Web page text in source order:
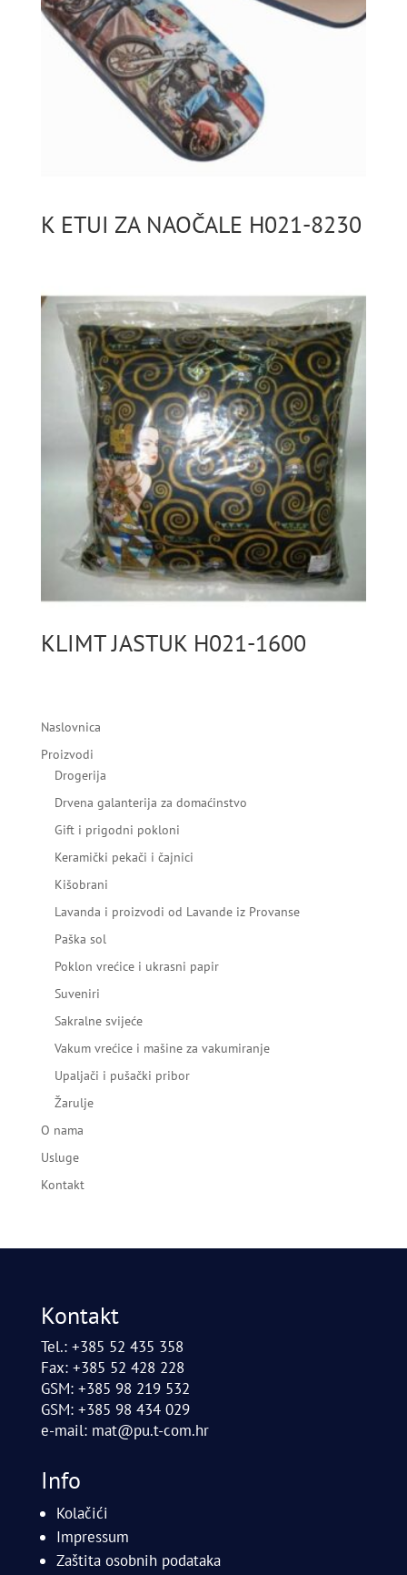
K ETUI ZA NAOČALE H021-8230
KLIMT JASTUK H021-1600
Naslovnica
Proizvodi
Drogerija
Drvena galanterija za domaćinstvo
Gift i prigodni pokloni
Keramički pekači i čajnici
Kišobrani
Lavanda i proizvodi od Lavande iz Provanse
Paška sol
Poklon vrećice i ukrasni papir
Suveniri
Sakralne svijeće
Vakum vrećice i mašine za vakumiranje
Upaljači i pušački pribor
Žarulje
O nama
Usluge
Kontakt
Kontakt
Tel.: +385 52 435 358
Fax: +385 52 428 228
GSM: +385 98 219 532
GSM: +385 98 434 029
e-mail: mat@pu.t-com.hr
Info
Kolačići
Impressum
Zaštita osobnih podataka